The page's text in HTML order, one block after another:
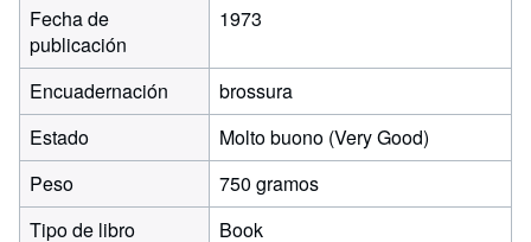
Fecha de
publicación
1973
Encuadernación
brossura
Estado
Molto buono (Very Good)
Peso
750 gramos
Tipo de libro
Book